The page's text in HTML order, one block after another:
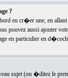
?
en cr�er une, en
pouvez aussi ajouter
en particulier en
sujet (ou �ditez le